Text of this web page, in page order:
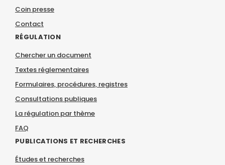
Coin presse
Contact
RÉGULATION
Chercher un document
Textes réglementaires
Formulaires, procédures, registres
Consultations publiques
La régulation par thème
FAQ
PUBLICATIONS ET RECHERCHES
Études et recherches